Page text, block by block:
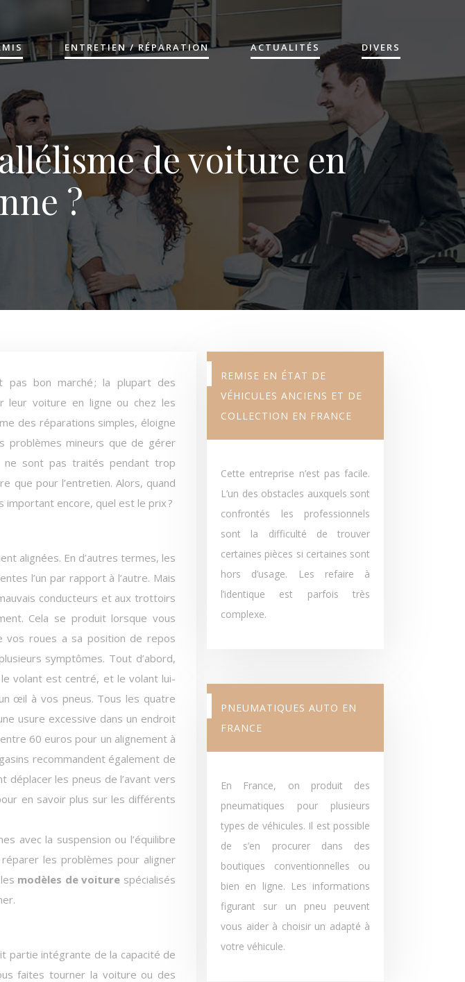
ENTRETIEN / RÉPARATION ACTUALITÉS DIVERS
de voiture en
?
leur voiture en ligne ou chez les
des réparations simples, éloigne
problèmes mineurs que de gérer
ne sont pas traités pendant trop
que pour l’entretien. Alors, quand
encore, quel est le prix ?
alignées. En d’autres termes, les
l’un par rapport à l’autre. Mais
conducteurs et aux trottoirs
Cela se produit lorsque vous
vos roues a sa position de repos
symptômes. Tout d’abord,
volant est centré, et le volant lui-
œil à vos pneus. Tous les quatre
usure excessive dans un endroit
60 euros pour un alignement à
recommandent également de
les pneus de l’avant vers
en savoir plus sur les différents
avec la suspension ou l’équilibre
les problèmes pour aligner
modèles de voiture spécialisés
partie intégrante de la capacité de
faites tourner la voiture ou des
REMISE EN ÉTAT DE
VÉHICULES ANCIENS ET DE
COLLECTION EN FRANCE
Cette entreprise n’est pas facile.
L’un des obstacles auxquels sont
confrontés les professionnels
sont la difficulté de trouver
certaines pièces si certaines sont
hors d’usage. Les refaire à
l’identique est parfois très
complexe.
PNEUMATIQUES AUTO EN
FRANCE
En France, on produit des
pneumatiques pour plusieurs
types de véhicules. Il est possible
de s’en procurer dans des
boutiques conventionnelles ou
bien en ligne. Les informations
figurant sur un pneu peuvent
vous aider à choisir un adapté à
votre véhicule.